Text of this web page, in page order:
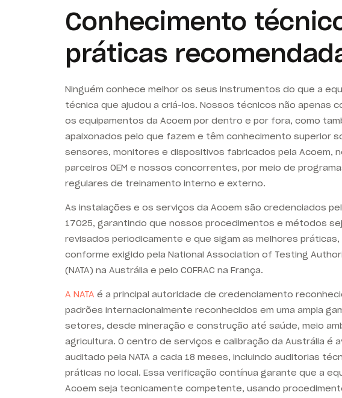
Conhecimento
práticas
Ninguém conhece melhor os seus instrumentos do que a
técnica que ajudou a criá-los. Nossos técnicos não apenas
os equipamentos da Acoem por dentro e por fora, como
apaixonados pelo que fazem e têm conhecimento superior
sensores, monitores e dispositivos fabricados pela Acoem,
parceiros OEM e nossos concorrentes, por meio de
regulares de treinamento interno e externo.
As instalações e os serviços da Acoem são credenciados
17025, garantindo que nossos procedimentos e métodos
revisados periodicamente e que sigam as melhores práticas,
conforme exigido pela National Association of Testing
(NATA) na Austrália e pelo COFRAC na França.
A NATA é a principal autoridade de credenciamento
padrões internacionalmente reconhecidos em uma ampla
setores, desde mineração e construção até saúde, meio
agricultura. O centro de serviços e calibração da Austrália é
auditado pela NATA a cada 18 meses, incluindo auditorias
práticas no local. Essa verificação contínua garante que a
Acoem seja tecnicamente competente, usando